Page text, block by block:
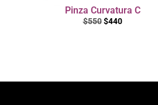
Pinza Curvatura C
$550 $440